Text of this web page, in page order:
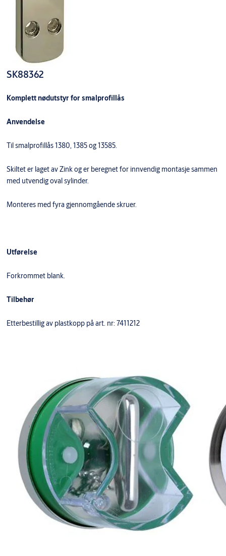
SK88362
Komplett nødutstyr for smalprofillås
Anvendelse
Til smalproﬁllås 1380, 1385 og 13585.
Skiltet er laget av Zink og er beregnet for innvendig montasje sammen
med utvendig oval sylinder.
Monteres med fyra gjennomgående skruer.
Utførelse
Forkrommet blank.
Tilbehør
Etterbestillig av plastkopp på art. nr: 7411212